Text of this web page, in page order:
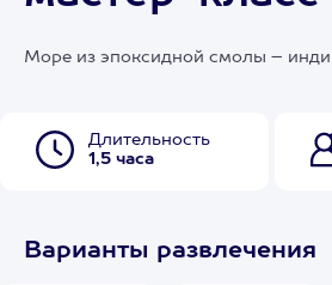
Море из эпоксидной смолы –
Длительность
1,5 часа
Варианты развлечения